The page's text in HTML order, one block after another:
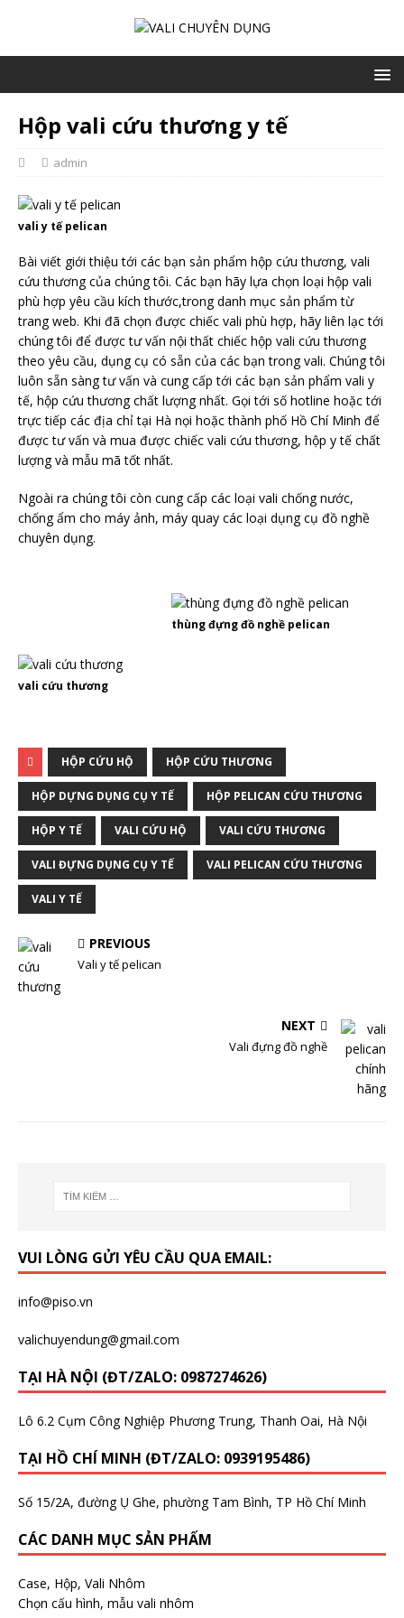
Hộp vali cứu thương y tế
admin
vali y tế pelican
Bài viết giới thiệu tới các bạn sản phẩm hộp cứu thương, vali
cứu thương của chúng tôi. Các bạn hãy lựa chọn loại hộp vali
phù hợp yêu cầu kích thước,trong danh mục sản phẩm từ
trang web. Khi đã chọn được chiếc vali phù hợp, hãy liên lạc tới
chúng tôi để được tư vấn nội thất chiếc hộp vali cứu thương
theo yêu cầu, dụng cụ có sẵn của các bạn trong vali. Chúng tôi
luôn sẵn sàng tư vấn và cung cấp tới các bạn sản phẩm vali y
tế, hộp cứu thương chất lượng nhất. Gọi tới số hotline hoặc tới
trực tiếp các địa chỉ tại Hà nọi hoặc thành phố Hồ Chí Minh để
được tư vấn và mua được chiếc vali cứu thương, hộp y tế chất
lượng và mẫu mã tốt nhất.
Ngoài ra chúng tôi còn cung cấp các loại vali chống nước,
chống ẩm cho máy ảnh, máy quay các loại dụng cụ đồ nghề
chuyên dụng.
thùng đựng đồ nghề pelican
vali cứu thương
HỘP CỨU HỘ HỘP CỨU THƯƠNG
HỘP DỰNG DỤNG CỤ Y TẾ HỘP PELICAN CỨU THƯƠNG
HỘP Y TẾ VALI CỨU HỘ VALI CỨU THƯƠNG
VALI ĐỰNG DỤNG CỤ Y TẾ VALI PELICAN CỨU THƯƠNG
VALI Y TẾ
PREVIOUS
Vali y tế pelican
NEXT
Vali đựng đồ nghề
VUI LÒNG GỬI YÊU CẦU QUA EMAIL:
info@piso.vn
valichuyendung@gmail.com
TẠI HÀ NỘI (ĐT/ZALO: 0987274626)
Lô 6.2 Cụm Công Nghiệp Phương Trung, Thanh Oai, Hà Nội
TẠI HỒ CHÍ MINH (ĐT/ZALO: 0939195486)
Số 15/2A, đường Ụ Ghe, phường Tam Bình, TP Hồ Chí Minh
CÁC DANH MỤC SẢN PHẨM
Case, Hộp, Vali Nhôm
Chọn cấu hình, mẫu vali nhôm